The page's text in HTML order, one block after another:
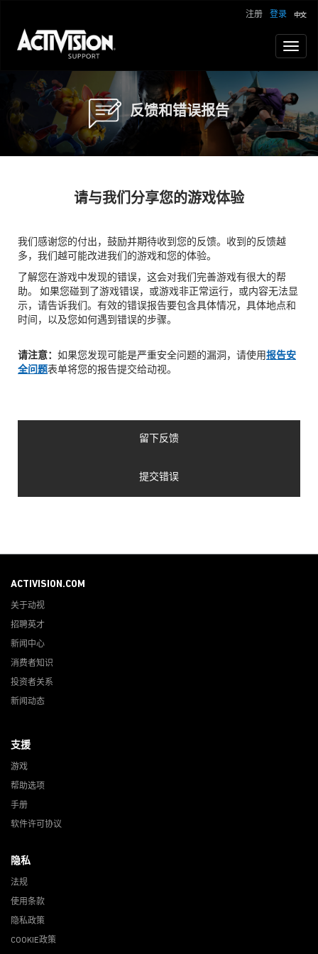
登录
注册
反馈和错误报告
请与我们分享您的游戏体验
我们感谢您的付出，鼓励并期待收到您的反馈。收到的反馈越
多，我们越可能改进我们的游戏和您的体验。
了解您在游戏中发现的错误，这会对我们完善游戏有很大的帮
助。 如果您碰到了游戏错误，或游戏非正常运行，或内容无法显
示，请告诉我们。有效的错误报告要包含具体情况，具体地点和
时间，以及您如何遇到错误的步骤。
请注意： 如果您发现可能是严重安全问题的漏洞，请使用报告安
全问题表单将您的报告提交给动视。
留下反馈
提交错误
ACTIVISION.COM
关于动视
招聘英才
新闻中心
消费者知识
投资者关系
新闻动态
支援
游戏
帮助选项
手册
软件许可协议
隐私
法规
使用条款
隐私政策
COOKIE政策